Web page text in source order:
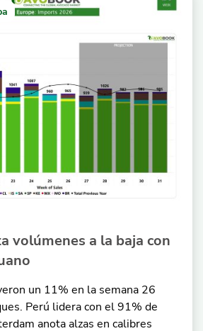
volúmenes a la baja con
un 11% en la semana 26
Perú lidera con el 91% de
anota alzas en calibres